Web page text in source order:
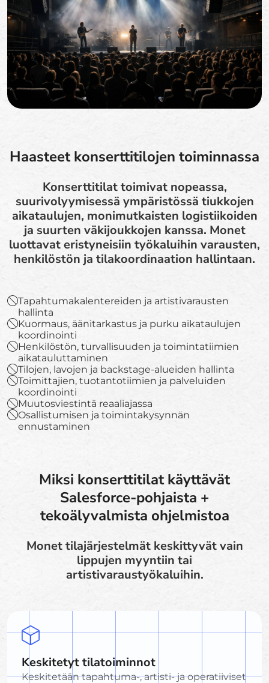
Haasteet konserttitilojen toiminnassa
Konserttitilat toimivat nopeassa,
suurivolyymisessä ympäristössä tiukkojen
aikataulujen, monimutkaisten logistiikoiden
ja suurten väkijoukkojen kanssa. Monet
luottavat eristyneisiin työkaluihin varausten,
henkilöstön ja tilakoordinaation hallintaan.
Tapahtumakalentereiden ja artistivarausten
hallinta
Kuormaus, äänitarkastus ja purku aikataulujen
koordinointi
Henkilöstön, turvallisuuden ja toimintatiimien
aikatauluttaminen
Tilojen, lavojen ja backstage-alueiden hallinta
Toimittajien, tuotantotiimien ja palveluiden
koordinointi
Muutosviestintä reaaliajassa
Osallistumisen ja toimintakysynnän
ennustaminen
Miksi konserttitilat käyttävät
Salesforce-pohjaista +
tekoälyvalmista ohjelmistoa
Monet tilajärjestelmät keskittyvät vain
lippujen myyntiin tai
artistivaraustyökaluihin.
Keskitetyt tilatoiminnot
Keskitetään tapahtuma-, artisti- ja operatiiviset